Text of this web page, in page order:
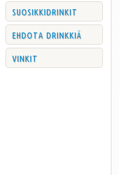
suosikkidrinkit
ehdota drinkkiä
vinkit